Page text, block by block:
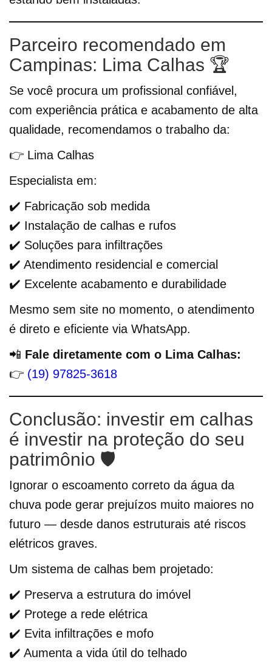
Parceiro recomendado em
Campinas: Lima Calhas 🏆
Se você procura um profissional confiável,
com experiência prática e acabamento de alta
qualidade, recomendamos o trabalho da:
👉 Lima Calhas
Especialista em:
✔️ Fabricação sob medida
✔️ Instalação de calhas e rufos
✔️ Soluções para infiltrações
✔️ Atendimento residencial e comercial
✔️ Excelente acabamento e durabilidade
Mesmo sem site no momento, o atendimento
é direto e eficiente via WhatsApp.
📲 Fale diretamente com o Lima Calhas:
👉 (19) 97825-3618
Conclusão: investir em calhas
é investir na proteção do seu
patrimônio 🛡️
Ignorar o escoamento correto da água da
chuva pode gerar prejuízos muito maiores no
futuro — desde danos estruturais até riscos
elétricos graves.
Um sistema de calhas bem projetado:
✔️ Preserva a estrutura do imóvel
✔️ Protege a rede elétrica
✔️ Evita infiltrações e mofo
✔️ Aumenta a vida útil do telhado